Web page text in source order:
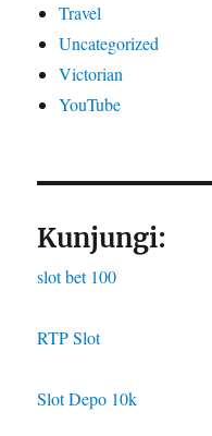
Travel
Uncategorized
Victorian
YouTube
Kunjungi:
slot bet 100
RTP Slot
Slot Depo 10k